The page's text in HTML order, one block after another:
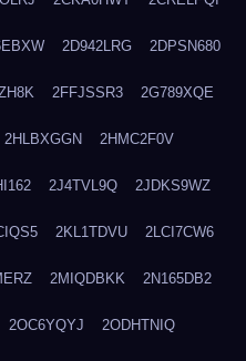
2D942LRG 2DPSN680
2FFJSSR3 2G789XQE
2HLBXGGN 2HMC2F0V
2J4TVL9Q 2JDKS9WZ
2KL1TDVU 2LCI7CW6
2MIQDBKK 2N165DB2
2OC6YQYJ 2ODHTNIQ